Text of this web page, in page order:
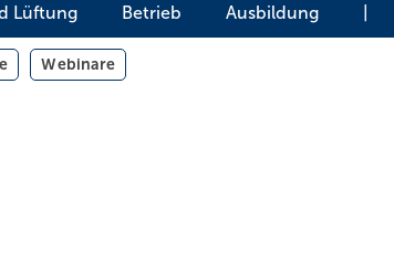
Lüftung Betrieb Ausbildung
Webinare